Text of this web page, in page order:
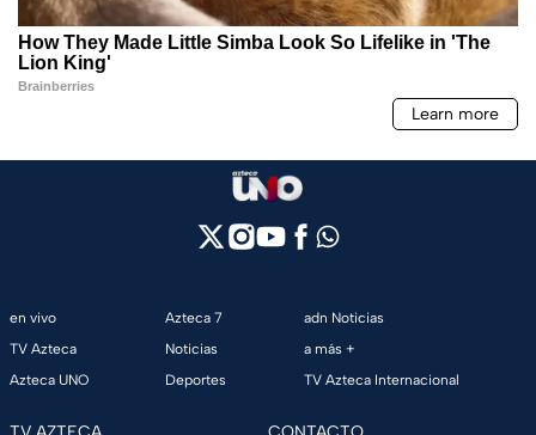
en vivo
TV Azteca
Azteca UNO
Azteca 7
Noticias
Deportes
adn Noticias
a más +
TV Azteca Internacional